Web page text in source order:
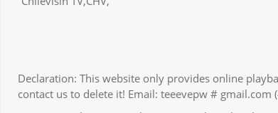
Declaration: This website only provides online
contact us to delete it! Email: teeevepw # gmail.com